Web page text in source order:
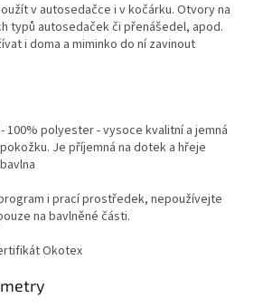
v autosedačce i v kočárku. Otvory na
typů autosedaček či přenášedel, apod.
i doma a miminko do ní zavinout
100% polyester - vysoce kvalitní a jemná
Je příjemná na dotek a hřeje
i prací prostředek, nepoužívejte
na bavlněné části.
Okotex